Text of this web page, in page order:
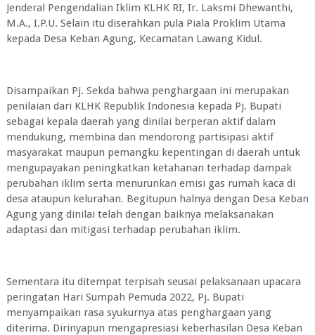
Jenderal Pengendalian Iklim KLHK RI, Ir. Laksmi Dhewanthi,
M.A., I.P.U. Selain itu diserahkan pula Piala Proklim Utama
kepada Desa Keban Agung, Kecamatan Lawang Kidul.
Disampaikan Pj. Sekda bahwa penghargaan ini merupakan
penilaian dari KLHK Republik Indonesia kepada Pj. Bupati
sebagai kepala daerah yang dinilai berperan aktif dalam
mendukung, membina dan mendorong partisipasi aktif
masyarakat maupun pemangku kepentingan di daerah untuk
mengupayakan peningkatkan ketahanan terhadap dampak
perubahan iklim serta menurunkan emisi gas rumah kaca di
desa ataupun kelurahan. Begitupun halnya dengan Desa Keban
Agung yang dinilai telah dengan baiknya melaksanakan
adaptasi dan mitigasi terhadap perubahan iklim.
Sementara itu ditempat terpisah seusai pelaksanaan upacara
peringatan Hari Sumpah Pemuda 2022, Pj. Bupati
menyampaikan rasa syukurnya atas penghargaan yang
diterima. Dirinyapun mengapresiasi keberhasilan Desa Keban